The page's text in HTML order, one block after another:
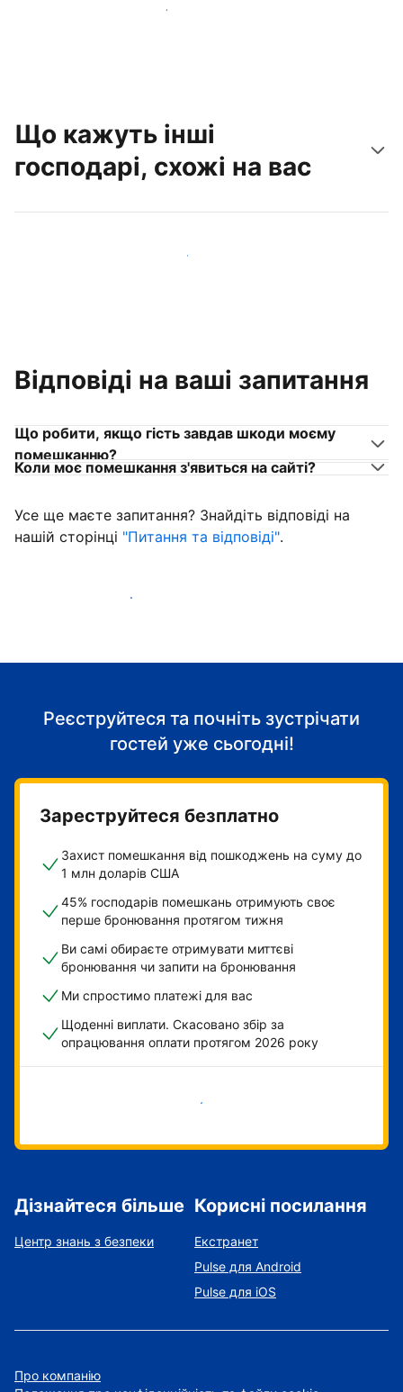
Привабити нових гостей вже сьогодні
Що кажуть інші
господарі, схожі на вас
Приєднуйтеся до господарів, схожих на вас
Відповіді на ваші запитання
Що робити, якщо гість завдав шкоди моєму
помешканню?
Коли моє помешкання з'явиться на сайті?
Усе ще маєте запитання? Знайдіть відповіді на
нашій сторінці "Питання та відповіді".
Розпочніть приймати гостей
Реєструйтеся та почніть зустрічати
гостей уже сьогодні!
Зареструйтеся безплатно
Захист помешкання від пошкоджень на суму до
1 млн доларів США
45% господарів помешкань отримують своє
перше бронювання протягом тижня
Ви самі обираєте отримувати миттєві
бронювання чи запити на бронювання
Ми спростимо платежі для вас
Щоденні виплати. Скасовано збір за
опрацювання оплати протягом 2026 року
Розпочати зараз
Дізнайтеся більше
Центр знань з безпеки
Корисні посилання
Екстранет
Pulse для Android
Pulse для iOS
Про компанію